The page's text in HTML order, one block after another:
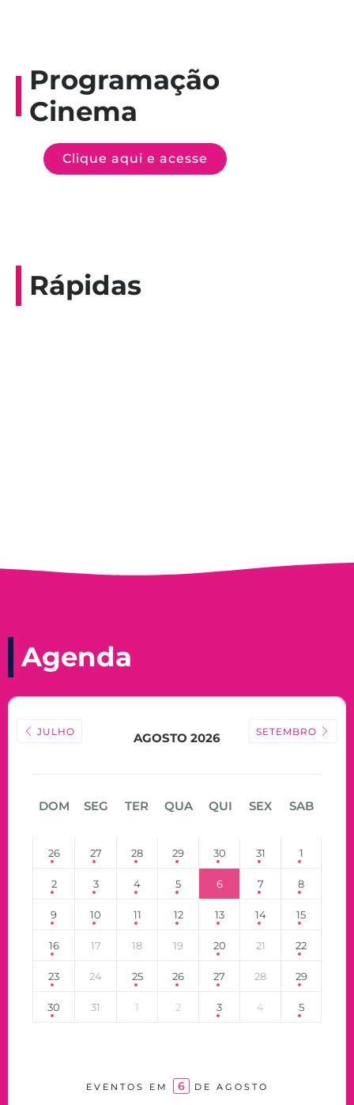
Programação
Cinema
Clique aqui e acesse
Rápidas
Agenda
JULHO AGOSTO 2026 SETEMBRO
DOM SEG TER QUA QUI SEX SAB
26 27 28 29 30 31 1
2 3 4 5 6 7 8
9 10 11 12 13 14 15
16 17 18 19 20 21 22
23 24 25 26 27 28 29
30 31 1 2 3 4 5
EVENTOS EM 6 DE AGOSTO